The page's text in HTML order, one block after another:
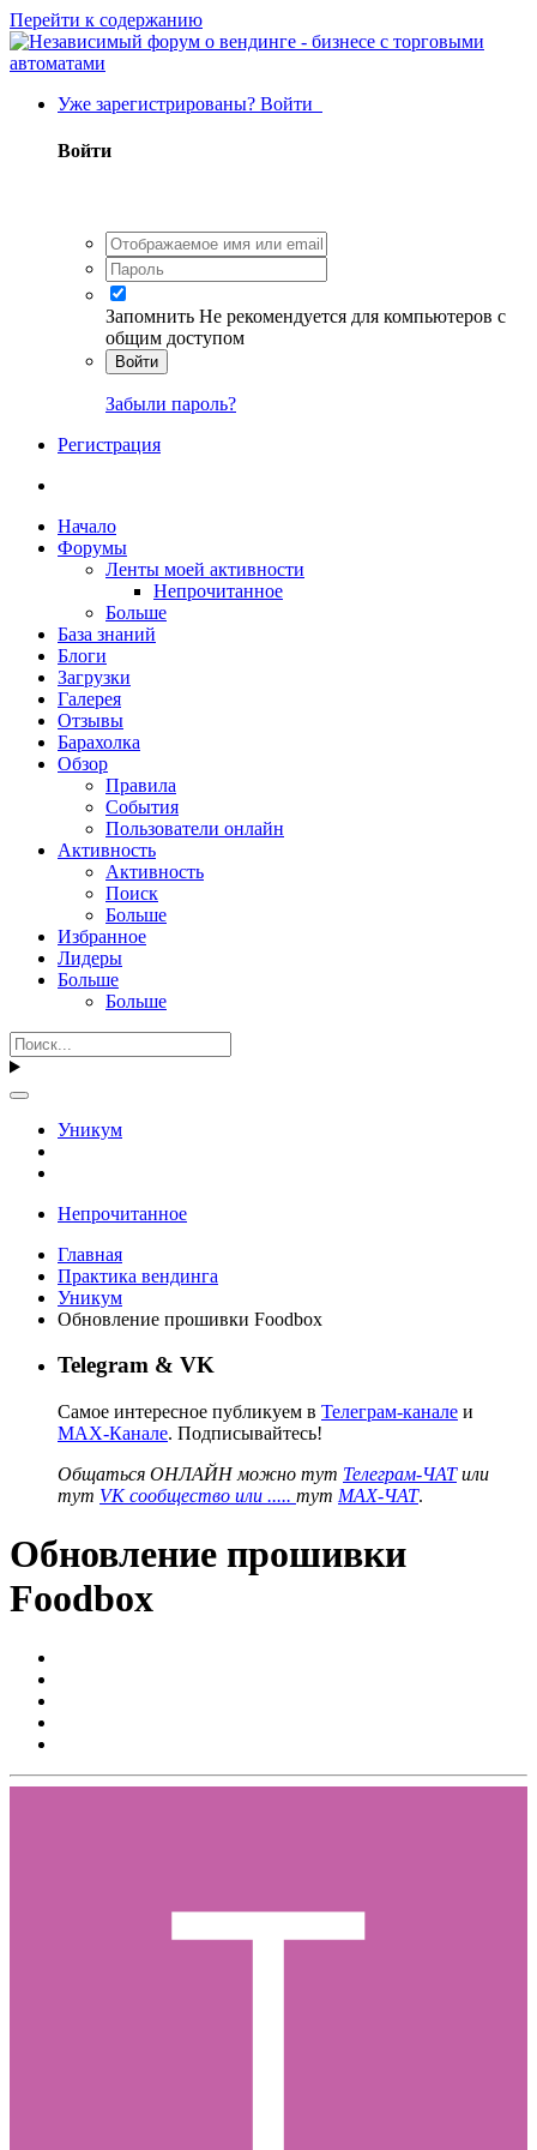
Перейти к содержанию
Уже зарегистрированы? Войти
Войти
Запомнить Не рекомендуется для компьютеров с
общим доступом
Войти
Забыли пароль?
Регистрация
Начало
Форумы
Ленты моей активности
Непрочитанное
Больше
База знаний
Блоги
Загрузки
Галерея
Отзывы
Барахолка
Обзор
Правила
События
Пользователи онлайн
Активность
Активность
Поиск
Больше
Избранное
Лидеры
Больше
Больше
Уникум
Непрочитанное
Главная
Практика вендинга
Уникум
Обновление прошивки Foodbox
Telegram & VK
Самое интересное публикуем в Телеграм-канале и
MAX-Канале. Подписывайтесь!
Общаться ОНЛАЙН можно тут Телеграм-ЧАТили
тут VK сообщество или ..... тут MAX-ЧАТ.
Обновление прошивки
Foodbox